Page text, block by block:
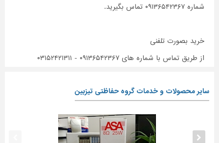
شماره ۰۹۱۳۶۵۴۲۳۶۷ تماس بگیرید.
خرید بصورت تلفنی
از طریق تماس با شماره های ۰۹۱۳۶۵۴۲۳۶۷ - ۰۳۱۵۲۴۲۱۳۱۱
سایر محصولات و خدمات گروه حفاظتی تیزبین